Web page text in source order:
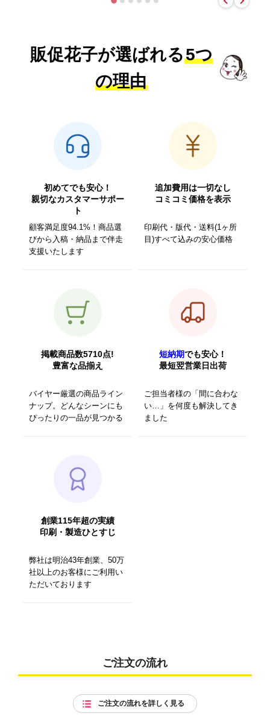
販促花子が選ばれる5つ
の理由
初めてでも安心！
親切なカスタマーサポー
ト
顧客満足度94.1%！商品選
びから入稿・納品まで伴走
支援いたします
追加費用は一切なし
コミコミ価格を表示
印刷代・版代・送料(1ヶ所
目)すべて込みの安心価格
掲載商品数5710点!
豊富な品揃え
バイヤー厳選の商品ライン
ナップ。どんなシーンにも
ぴったりの一品が見つかる
短納期でも安心！
最短翌営業日出荷
ご担当者様の「間に合わな
い…」を何度も解決してき
ました
創業115年超の実績
印刷・製造ひとすじ
弊社は明治43年創業、50万
社以上のお客様にご利用い
ただいております
ご注文の流れ
ご注文の流れを詳しく見る